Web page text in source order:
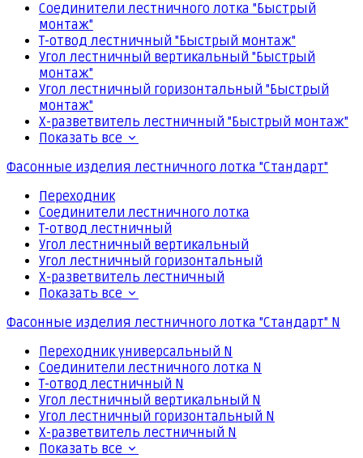
Соединители лестничного лотка "Быстрый
монтаж"
Т-отвод лестничный "Быстрый монтаж"
Угол лестничный вертикальный "Быстрый
монтаж"
Угол лестничный горизонтальный "Быстрый
монтаж"
Х-разветвитель лестничный "Быстрый монтаж"
Показать все
Фасонные изделия лестничного лотка "Стандарт"
Переходник
Соединители лестничного лотка
Т-отвод лестничный
Угол лестничный вертикальный
Угол лестничный горизонтальный
Х-разветвитель лестничный
Показать все
Фасонные изделия лестничного лотка "Стандарт" N
Переходник универсальный N
Соединители лестничного лотка N
Т-отвод лестничный N
Угол лестничный вертикальный N
Угол лестничный горизонтальный N
Х-разветвитель лестничный N
Показать все